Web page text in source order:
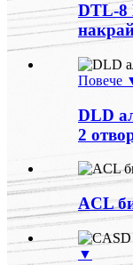
DTL-8
Повече
DLD
2
ACL
▼